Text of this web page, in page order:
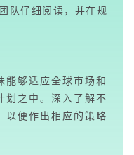
队仔细阅读，并在规
能够适应全球市场和
划之中。深入了解不
以便作出相应的策略